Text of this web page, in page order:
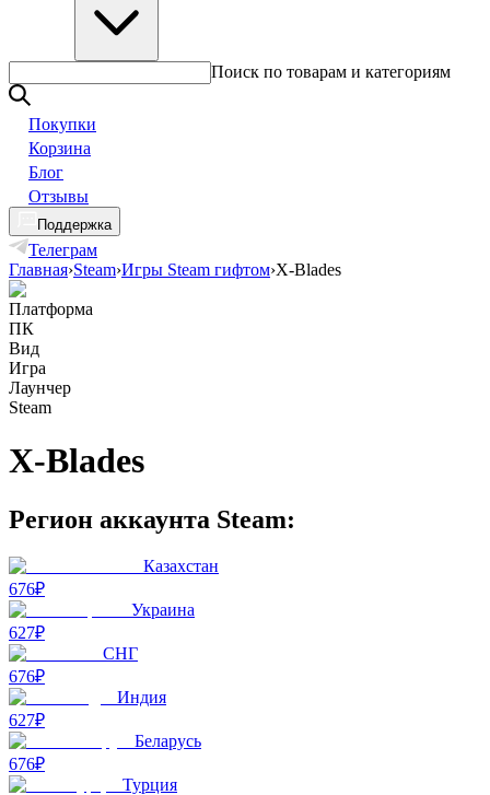
Поиск по товарам и категориям
Покупки
Корзина
Блог
Отзывы
Поддержка
Телеграм
Главная›Steam›Игры Steam гифтом›X-Blades
Платформа
ПК
Вид
Игра
Лаунчер
Steam
X-Blades
Регион аккаунта Steam:
Казахстан
676₽
Украина
627₽
СНГ
676₽
Индия
627₽
Беларусь
676₽
Турция